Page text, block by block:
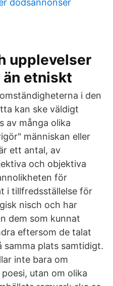
dödsannonser
upplevelser
än etniskt
i den
kan ske väldigt
av många olika
människan eller
ett antal, av
och objektiva
för
i tillfredsställelse för
nisch och har
dem som kunnat
eftersom de talat
samma plats samtidigt.
inte bara om
utan om olika